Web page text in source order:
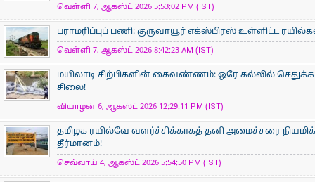
வெள்ளி 7, ஆகஸ்ட் 2026 5:53:02 PM (IST)
பராமரிப்புப் பணி: குருவாயூர் எக்ஸ்பிரஸ் உள்ளிட்ட
வெள்ளி 7, ஆகஸ்ட் 2026 8:42:23 AM (IST)
மயிலாடி சிற்பிகளின் கைவண்ணம்: ஒரே கல்லில்
சிலை!
வியாழன் 6, ஆகஸ்ட் 2026 12:29:11 PM (IST)
தமிழக ரயில்வே வளர்ச்சிக்காகத் தனி அமைச்சரை
தீர்மானம்!
செவ்வாய் 4, ஆகஸ்ட் 2026 5:54:50 PM (IST)